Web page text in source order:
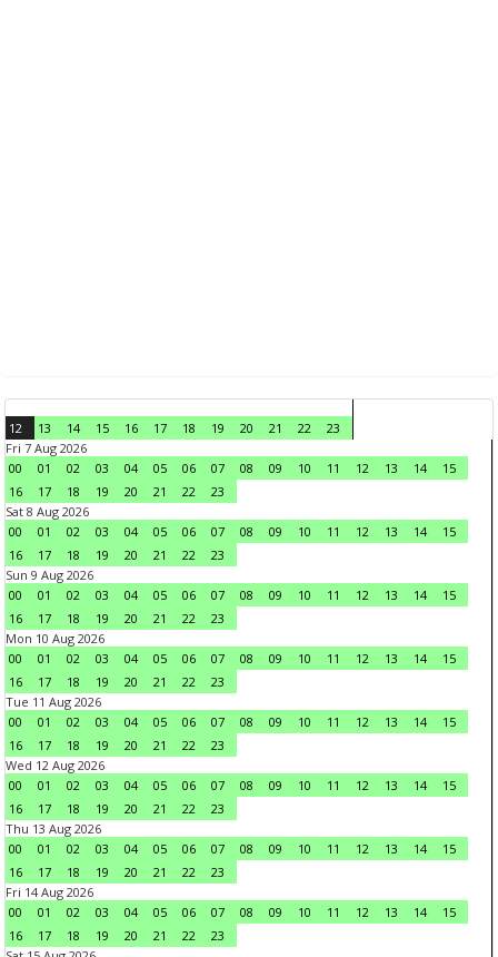
12 13 14 15 16 17 18 19 20 21 22
23
Fri 7 Aug 2026
00
01 02 03 04 05 06 07 08 09 10 11 12 13 14
15
16
17 18 19 20 21 22
23
Sat 8 Aug 2026
00
01 02 03 04 05 06 07 08 09 10 11 12 13 14
15
16
17 18 19 20 21 22
23
Sun 9 Aug 2026
00
01 02 03 04 05 06 07 08 09 10 11 12 13 14
15
16
17 18 19 20 21 22
23
Mon 10 Aug 2026
00
01 02 03 04 05 06 07 08 09 10 11 12 13 14
15
16
17 18 19 20 21 22
23
Tue 11 Aug 2026
00
01 02 03 04 05 06 07 08 09 10 11 12 13 14
15
16
17 18 19 20 21 22
23
Wed 12 Aug 2026
00
01 02 03 04 05 06 07 08 09 10 11 12 13 14
15
16
17 18 19 20 21 22
23
Thu 13 Aug 2026
00
01 02 03 04 05 06 07 08 09 10 11 12 13 14
15
16
17 18 19 20 21 22
23
Fri 14 Aug 2026
00
01 02 03 04 05 06 07 08 09 10 11 12 13 14
15
16
17 18 19 20 21 22
23